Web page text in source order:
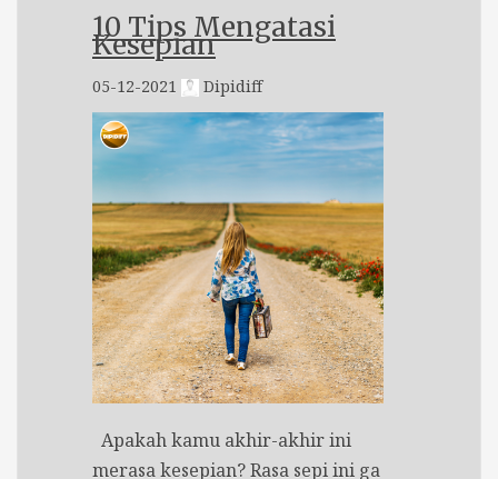
10 Tips Mengatasi
Kesepian
05-12-2021 Dipidiff
Apakah kamu akhir-akhir ini
merasa kesepian? Rasa sepi ini ga